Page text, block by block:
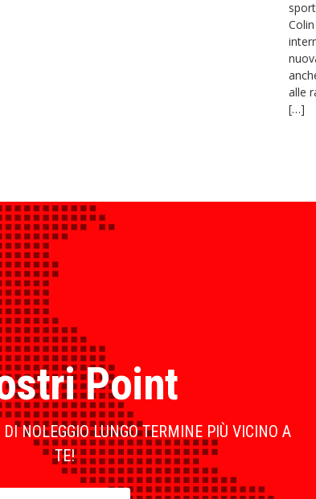
alle
[…]
Point
NOLEGGIO LUNGO TERMINE PIÙ VICINO A
TE!